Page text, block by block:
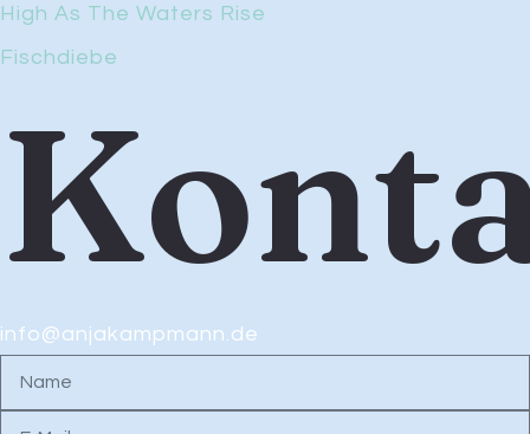
High As The Waters Rise
Fischdiebe
info@anjakampmann.de